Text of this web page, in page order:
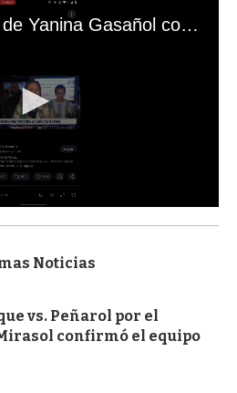
El mal momento de Yanina Gasañol con un hincha argentino en "Subrayado"
Noticias
vs. Peñarol por el
confirmó el equipo